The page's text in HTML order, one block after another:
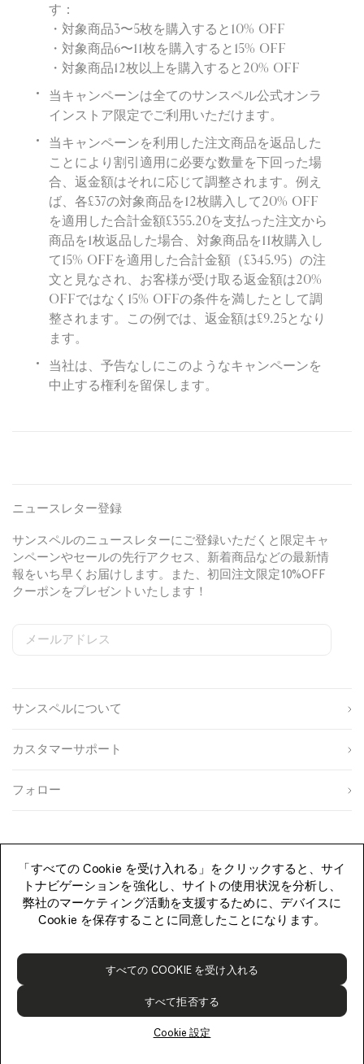
す：
・対象商品3〜5枚を購入すると10% OFF
・対象商品6〜11枚を購入すると15% OFF
・対象商品12枚以上を購入すると20% OFF
当キャンペーンは全てのサンスペル公式オンラ
インストア限定でご利用いただけます。
当キャンペーンを利用した注文商品を返品した
ことにより割引適用に必要な数量を下回った場
合、返金額はそれに応じて調整されます。例え
ば、各£37の対象商品を12枚購入して20% OFF
を適用した合計金額£355.20を支払った注文から
商品を1枚返品した場合、対象商品を11枚購入し
て15% OFFを適用した合計金額（£345.95）の注
文と見なされ、お客様が受け取る返金額は20%
OFFではなく15% OFFの条件を満したとして調
整されます。この例では、返金額は£9.25となり
ます。
当社は、予告なしにこのようなキャンペーンを
中止する権利を留保します。
サンスペルについて
カスタマーサポート
フォロー
ニュースレター登録
サンスペルのニュースレターにご登録いただくと限定キャ
ンペーンやセールの先行アクセス、新着商品などの最新情
報をいち早くお届けします。また、初回注文限定10%OFF
クーポンをプレゼントいたします！
メールアドレス
名
月
u
s
o
r
e
S
g
t
y
I
S
「すべての Cookie を受け入れる」をクリックすると、サイ
トナビゲーションを強化し、サイトの使用状況を分析し、
弊社のマーケティング活動を支援するために、デバイスに
Cookie を保存することに同意したことになります。
Cookie 設定
すべて拒否する
すべての COOKIE を受け入れる